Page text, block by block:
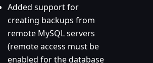
Added support for
creating backups from
remote MySQL servers
(remote access must be
enabled for the database